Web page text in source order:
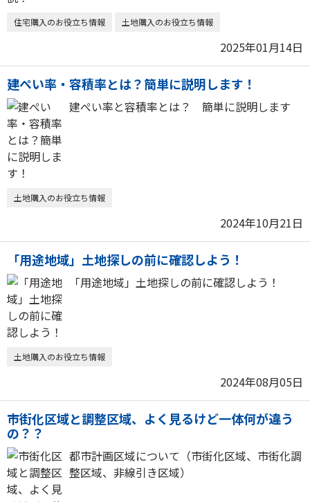
住宅購入のお役立ち情報 土地購入のお役立ち情報
2025年01月14日
建ぺい率・容積率とは？簡単に説明します！
建ぺい率と容積率とは？ 簡単に説明します
土地購入のお役立ち情報
2024年10月21日
「用途地域」土地探しの前に確認しよう！
「用途地域」土地探しの前に確認しよう！
土地購入のお役立ち情報
2024年08月05日
市街化区域と調整区域、よく見るけど一体何が違う
の？？
都市計画区域について（市街化区域、市街化調
整区域、非線引き区域）